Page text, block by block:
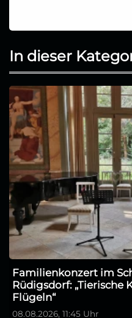
In dieser
Familienkonzert im
Rüdigsdorf: „Tierische
Flügeln“
08.08.2026, 11:45 Uhr